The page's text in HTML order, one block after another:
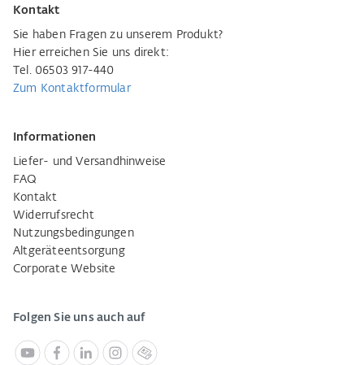
Kontakt
Sie haben Fragen zu unserem Produkt?
Hier erreichen Sie uns direkt:
Tel. 06503 917-440
Zum Kontaktformular
Informationen
Liefer- und Versandhinweise
FAQ
Kontakt
Widerrufsrecht
Nutzungsbedingungen
Altgeräteentsorgung
Corporate Website
Folgen Sie uns auch auf